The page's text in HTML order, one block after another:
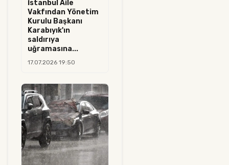
İstanbul Aile
Vakfından Yönetim
Kurulu Başkanı
Karabıyık'ın
saldırıya
uğramasına...
17.07.2026 19:50